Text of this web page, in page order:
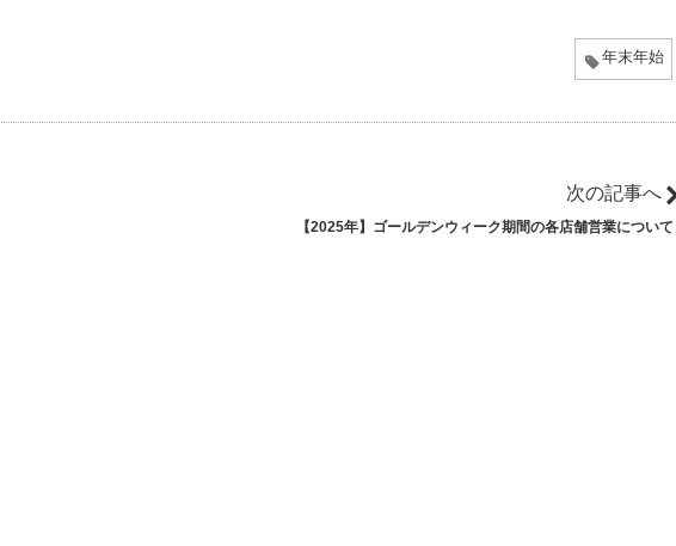
年末年始
次の記事へ
【2025年】ゴールデンウィーク期間の各店舗営業について